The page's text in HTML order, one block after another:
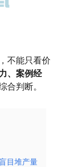
不能只看价
、案例经
合判断。
目堆产量